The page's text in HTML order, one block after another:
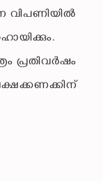
വിപണിയിൽ
പ്രതിവർഷം